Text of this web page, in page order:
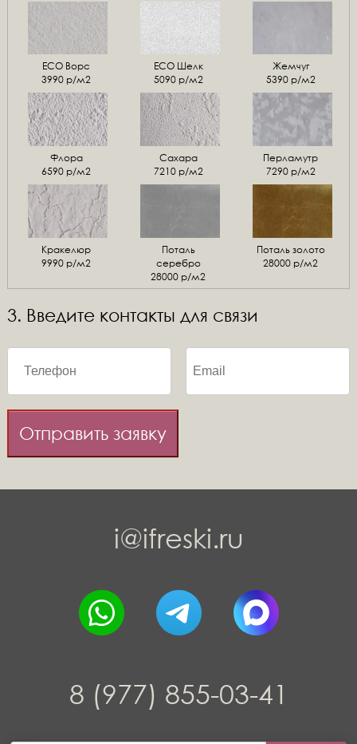
ЕСО Ворс
3990 р/м2
ЕСО Шелк
5090 р/м2
Жемчуг
5390 р/м2
Флора
6590 р/м2
Сахара
7210 р/м2
Перламутр
7290 р/м2
Кракелюр
9990 р/м2
Поталь
серебро
28000 р/м2
Поталь золото
28000 р/м2
3. Введите контакты для связи
Отправить заявку
i@ifreski.ru
8 (977) 855-03-41